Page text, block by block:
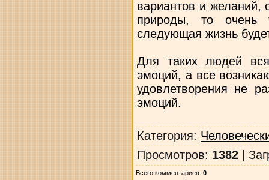
вариантов и желаний,
природы, то очень
следующая жизнь
Для таких людей
эмоций, а все
удовлетворения не
эмоций.
Категория:
Просмотров: 1382|
Всего комментариев: 0